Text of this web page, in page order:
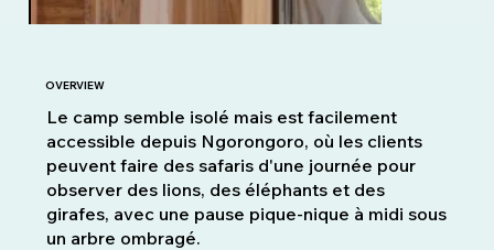
OVERVIEW
Le camp semble isolé mais est facilement
accessible depuis Ngorongoro, où les clients
peuvent faire des safaris d'une journée pour
observer des lions, des éléphants et des
girafes, avec une pause pique-nique à midi sous
un arbre ombragé.